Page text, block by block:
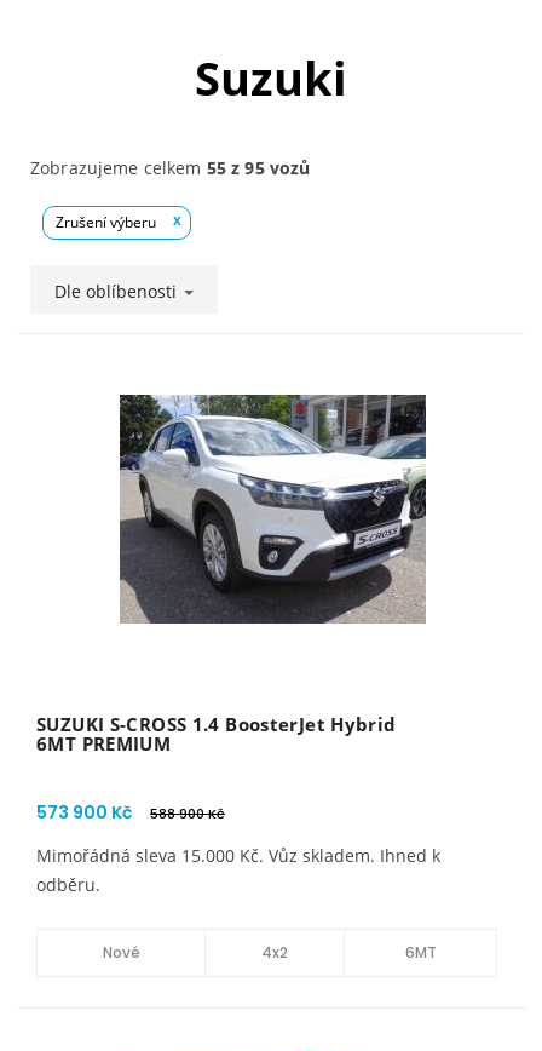
Suzuki
Zobrazujeme celkem 55 z 95 vozů
Zrušení výberu x
Dle oblíbenosti
SUZUKI S-CROSS 1.4 BoosterJet Hybrid
6MT PREMIUM
573 900 Kč 588 900 Kč
Mimořádná sleva 15.000 Kč. Vůz skladem. Ihned k
odběru.
Nové 4x2 6MT